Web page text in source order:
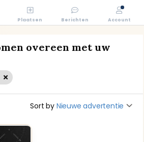
overeen met uw
Sort by Nieuwe advertentie
Plaatsen Berichten Account